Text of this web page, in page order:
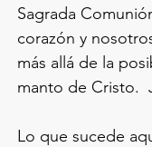
Sagrada
corazón y
más allá de la
manto de Cristo.
Lo que sucede